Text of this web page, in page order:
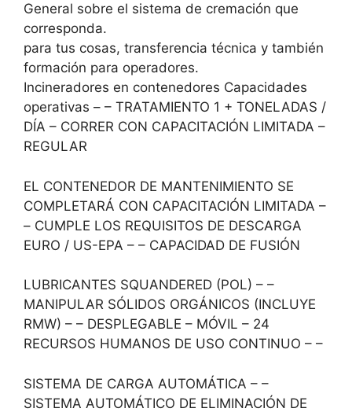
General sobre el sistema de cremación que
corresponda.
para tus cosas, transferencia técnica y también
formación para operadores.
Incineradores en contenedores Capacidades
operativas – – TRATAMIENTO 1 + TONELADAS /
DÍA – CORRER CON CAPACITACIÓN LIMITADA –
REGULAR
EL CONTENEDOR DE MANTENIMIENTO SE
COMPLETARÁ CON CAPACITACIÓN LIMITADA –
– CUMPLE LOS REQUISITOS DE DESCARGA
EURO / US-EPA – – CAPACIDAD DE FUSIÓN
LUBRICANTES SQUANDERED (POL) – –
MANIPULAR SÓLIDOS ORGÁNICOS (INCLUYE
RMW) – – DESPLEGABLE – MÓVIL – 24
RECURSOS HUMANOS DE USO CONTINUO – –
SISTEMA DE CARGA AUTOMÁTICA – –
SISTEMA AUTOMÁTICO DE ELIMINACIÓN DE